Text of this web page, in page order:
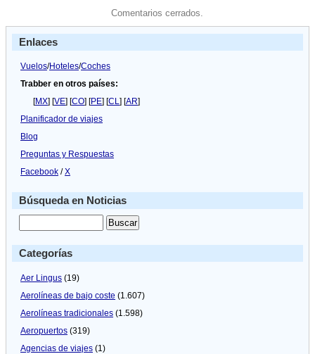
Comentarios cerrados.
Enlaces
Vuelos/Hoteles/Coches
Trabber en otros países:
[MX] [VE] [CO] [PE] [CL] [AR]
Planificador de viajes
Blog
Preguntas y Respuestas
Facebook /X
Búsqueda en Noticias
Categorías
Aer Lingus (19)
Aerolíneas de bajo coste (1.607)
Aerolíneas tradicionales (1.598)
Aeropuertos (319)
Agencias de viajes (1)